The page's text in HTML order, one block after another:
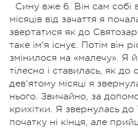
Сину вже 6. Він сам собі
місяців від зачаття я
звертатися як до
таке ім'я існує. Потім він
змінилося на «малечу». Я
тілесно і ставилась, як до
дев'ятому місяці я
нього. Звичайно, за
крихітки. Я звернулась до
початку ні кінця, але